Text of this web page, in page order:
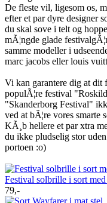
De fleste vil, ligesom os,
efter et par dyre designer
du skal sove i telt og
mÃ¦ngde glade
samme modeller i
marc jacobs eller louis
Vi kan garantere dig at
populÃ¦re festival
"Skanderborg Festival"
ved at bÃ¦re vores smarte
KÃ¸b hellere et par xtra
du ikke pludselig stor
portoen :o)
Festival solbrille i sort
79,-